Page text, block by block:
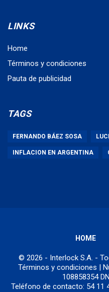
LINKS
Home
Términos y condiciones
Pauta de publicidad
TAGS
FERNANDO BÁEZ SOSA
INFLACION EN ARGENTINA
HOME
© 2026 - Interlock S.A. -
Términos y condiciones |
108858354
Teléfono de contacto: 54 11